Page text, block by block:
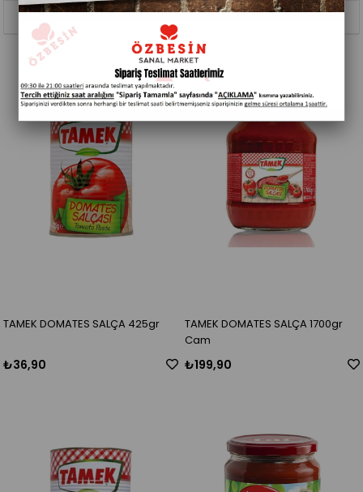
Filtreleme
Sıralama
TAMEK DOMATES SALÇA 425gr
₺36,90
TAMEK DOMATES SALÇA 1700gr
Cam
₺199,90